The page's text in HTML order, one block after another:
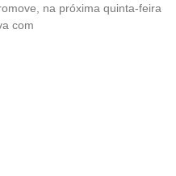
na próxima quinta-feira
com